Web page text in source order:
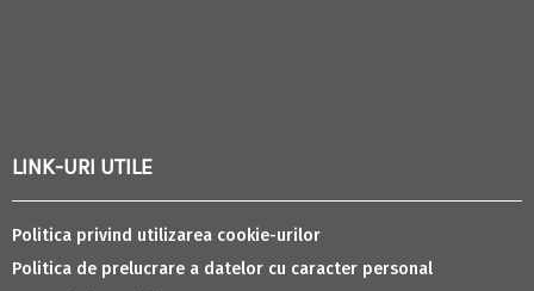
LINK-URI UTILE
Politica privind utilizarea cookie-urilor
Politica de prelucrare a datelor cu caracter personal